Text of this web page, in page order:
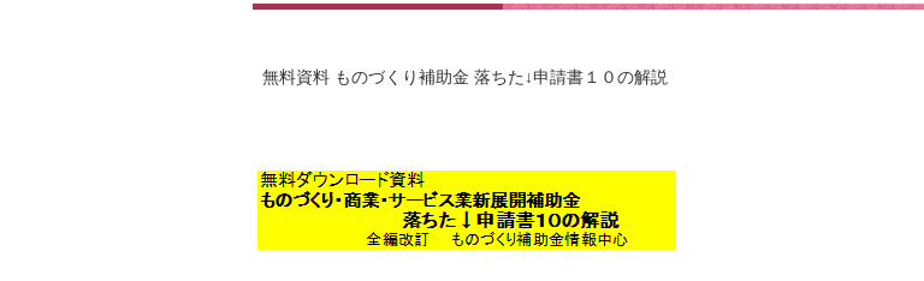
無料資料 ものづくり補助金 落ちた↓申請書１０の解説